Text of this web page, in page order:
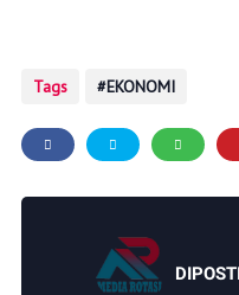
Tags EKONOMI